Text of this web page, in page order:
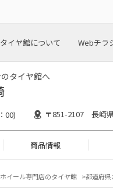
タイヤ館について Webチラ
タイヤ館へ
00) 〒851-2107 長崎
商品情報
イール専門店のタイヤ館 都道府県